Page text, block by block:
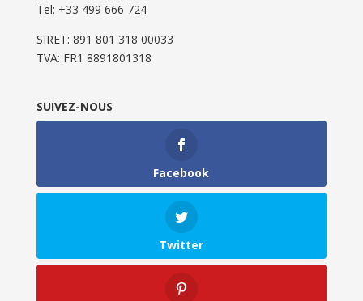
Tel: ‭+33 499 666 724‬
SIRET: 891 801 318 00033
TVA: FR1 8891801318
SUIVEZ-NOUS
Facebook
Twitter